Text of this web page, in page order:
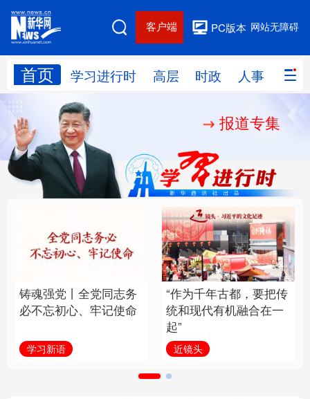
网站无障碍
PC版本
客户端
首页 学习进行时 高层 时政 人事 国际
网站地图
学习进行时 人事
国际 财经 网评
思客智库 全球连线 教育
科技 科创 量子 体育
健康 军事
访谈 视频 图片 政务
报道专集
铸魂强党丨全党同志务
必不忘初心、牢记使命
学习新语
“作为千年古都，要把传
统和现代有机融合在一
起”
近镜头